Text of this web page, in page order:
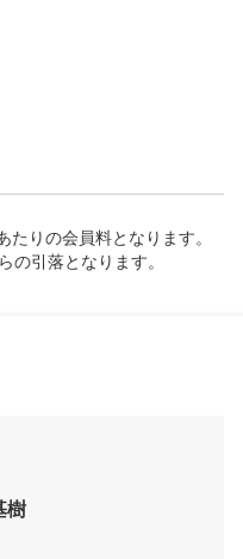
い場合は、貸出用クラ
い。）
－－－－－－－－－
日入力　11:00～1
13:30～14:30　とご入
たりの会員料となります。
樹